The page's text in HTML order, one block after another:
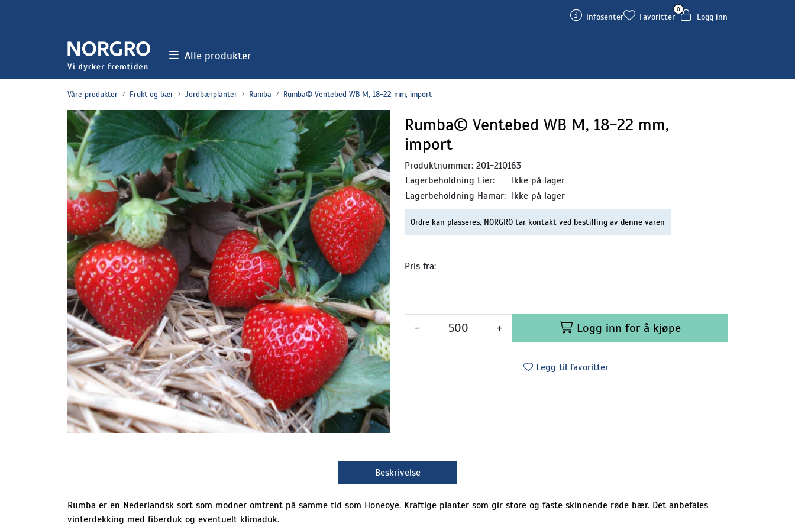
Infosenter
0
Favoritter Logg inn
Alle produkter
Våre produkter Frukt og bær Jordbærplanter Rumba Rumba© Ventebed WB M, 18-22 mm, import
Rumba© Ventebed WB M, 18-22 mm,
import
Produktnummer: 201-210163
Lagerbeholdning Lier:
Ikke på lager
Lagerbeholdning Hamar: Ikke på lager
Ordre kan plasseres, NORGRO tar kontakt ved bestilling av denne varen
Pris fra:
- + Logg inn for å kjøpe
Legg til favoritter
Beskrivelse
Rumba er en Nederlandsk sort som modner omtrent på samme tid som Honeoye. Kraftige planter som gir store og faste skinnende røde bær. Det anbefales
vinterdekking med fiberduk og eventuelt klimaduk.